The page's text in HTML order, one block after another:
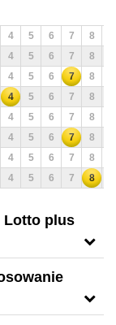
4 5 6 7 8
4 5 6 7 8
4 5 6 7 8
4 5 6 7 8
4 5 6 7 8
4 5 6 7 8
4 5 6 7 8
4 5 6 7 8
Lotto plus